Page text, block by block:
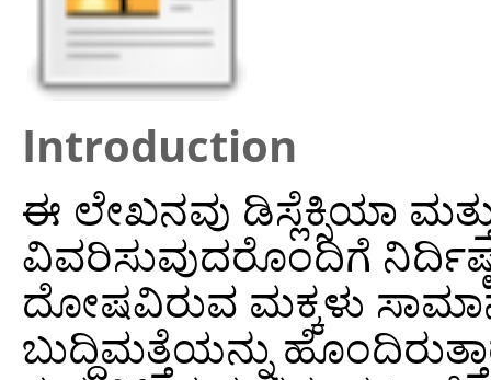
Introduction
ಈ ಲೇಖನವು ಡಿಸ್ಲೆಕ್ಸಿಯಾ
ವಿವರಿಸುವುದರೊಂದಿಗೆ
ದೋಷವಿರುವ ಮಕ್ಕಳು
ಬುದ್ಧಿಮತ್ತೆಯನ್ನು